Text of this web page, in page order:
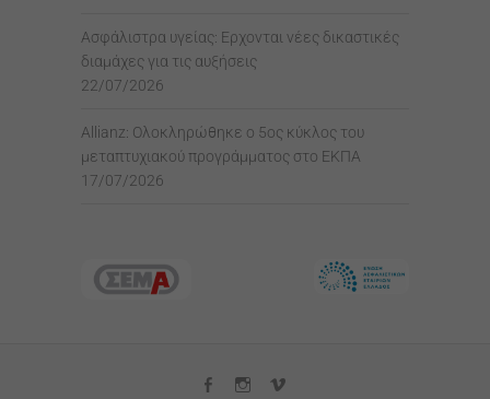
Ασφάλιστρα υγείας: Ερχονται νέες δικαστικές
διαμάχες για τις αυξήσεις
22/07/2026
Allianz: Ολοκληρώθηκε ο 5ος κύκλος του
μεταπτυχιακού προγράμματος στο ΕΚΠΑ
17/07/2026
facebookinstagram
vimeo